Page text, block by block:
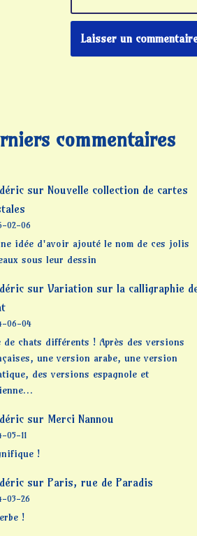
commentaires
sur Nouvelle collection de cartes
02-06
idée d'avoir ajouté le nom de ces jolis
sous leur dessin
sur Variation sur la calligraphie
06-04
de chats différents ! Après des versions
une version arabe, une version
des versions espagnole et
sur Merci Nannou
05-11
!
sur Paris, rue de Paradis
03-26
!